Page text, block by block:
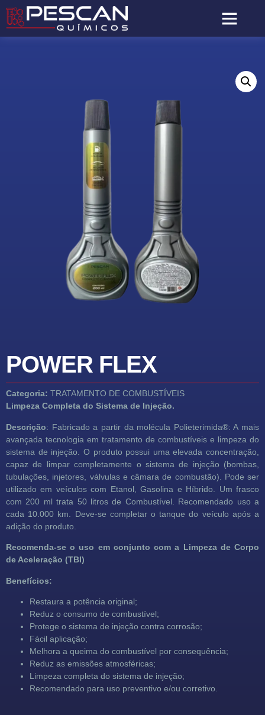
POWER FLEX
Categoria: TRATAMENTO DE COMBUSTÍVEIS
Limpeza Completa do Sistema de Injeção.
Descrição: Fabricado a partir da molécula Polieterimida®: A mais
avançada tecnologia em tratamento de combustíveis e limpeza do
sistema de injeção. O produto possui uma elevada concentração,
capaz de limpar completamente o sistema de injeção (bombas,
tubulações, injetores, válvulas e câmara de combustão). Pode ser
utilizado em veículos com Etanol, Gasolina e Híbrido. Um frasco
com 200 ml trata 50 litros de Combustível. Recomendado uso a
cada 10.000 km. Deve-se completar o tanque do veículo após a
adição do produto.
Recomenda-se o uso em conjunto com a Limpeza de Corpo
de Aceleração (TBI)
Benefícios:
Restaura a potência original;
Reduz o consumo de combustível;
Protege o sistema de injeção contra corrosão;
Fácil aplicação;
Melhora a queima do combustível por consequência;
Reduz as emissões atmosféricas;
Limpeza completa do sistema de injeção;
Recomendado para uso preventivo e/ou corretivo.